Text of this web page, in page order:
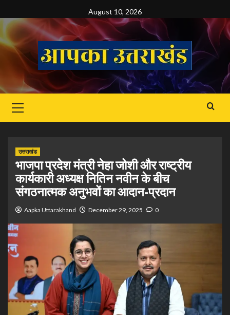
to
content
August 10, 2026
Menu
उत्तराखंड
भाजपा प्रदेश मंत्री नेहा जोशी और राष्ट्रीय
कार्यकारी अध्यक्ष नितिन नवीन के बीच
संगठनात्मक अनुभवों का आदान-प्रदान
Aapka Uttarakhand December 29, 2025 0